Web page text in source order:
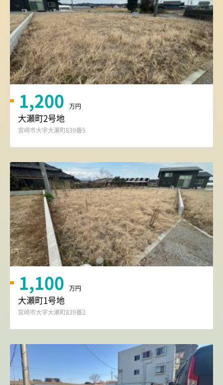
1,200 万円
大瀬町2号地
宮崎市大字大瀬町839番5
1,100 万円
大瀬町1号地
宮崎市大字大瀬町839番2